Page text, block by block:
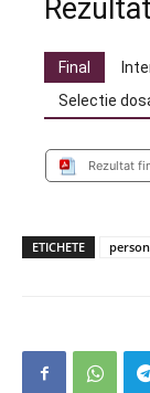
Final
Selectie
Rezultat
ETICHETE